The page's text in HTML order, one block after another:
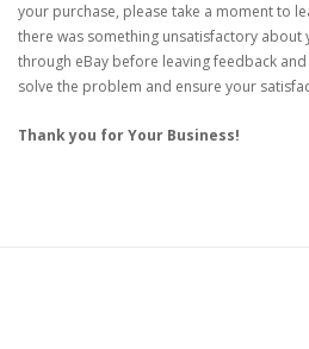
your purchase, please take a moment to
there was something unsatisfactory about
through eBay before leaving feedback
solve the problem and ensure your
Thank you for Your Business!